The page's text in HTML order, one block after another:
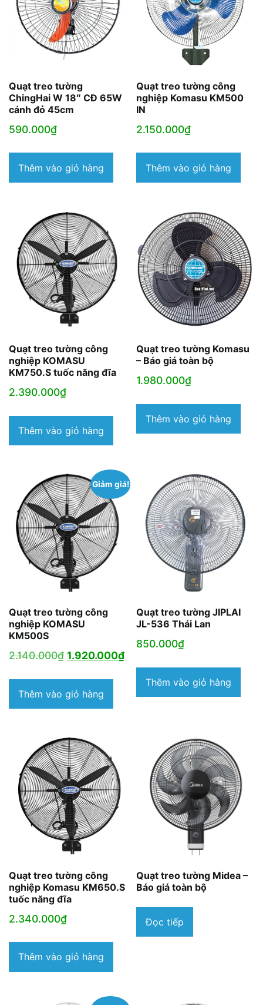
Quạt treo tường
ChingHai W 18″ CĐ 65W
cánh đỏ 45cm
590.000₫
Thêm vào giỏ hàng
Quạt treo tường công
nghiệp Komasu KM500
IN
2.150.000₫
Thêm vào giỏ hàng
Quạt treo tường công
nghiệp KOMASU
KM750.S tuốc năng đĩa
2.390.000₫
Thêm vào giỏ hàng
Quạt treo tường Komasu
– Báo giá toàn bộ
1.980.000₫
Thêm vào giỏ hàng
Giảm giá!
Quạt treo tường công
nghiệp KOMASU
KM500S
2.140.000₫ Giá
là:
2.140.000₫.
1.920.000₫Giá
Thêm vào giỏ hàng
Quạt treo tường JIPLAI
JL-536 Thái Lan
850.000₫
Thêm vào giỏ hàng
Quạt treo tường công
nghiệp Komasu KM650.S
tuốc năng đĩa
2.340.000₫
Thêm vào giỏ hàng
Quạt treo tường Midea –
Báo giá toàn bộ
Đọc tiếp